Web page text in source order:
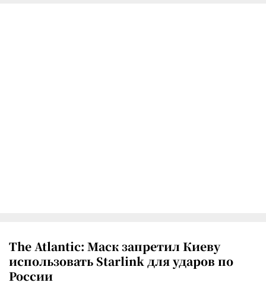
The Atlantic: Маск запретил Киеву
использовать Starlink для ударов по
России